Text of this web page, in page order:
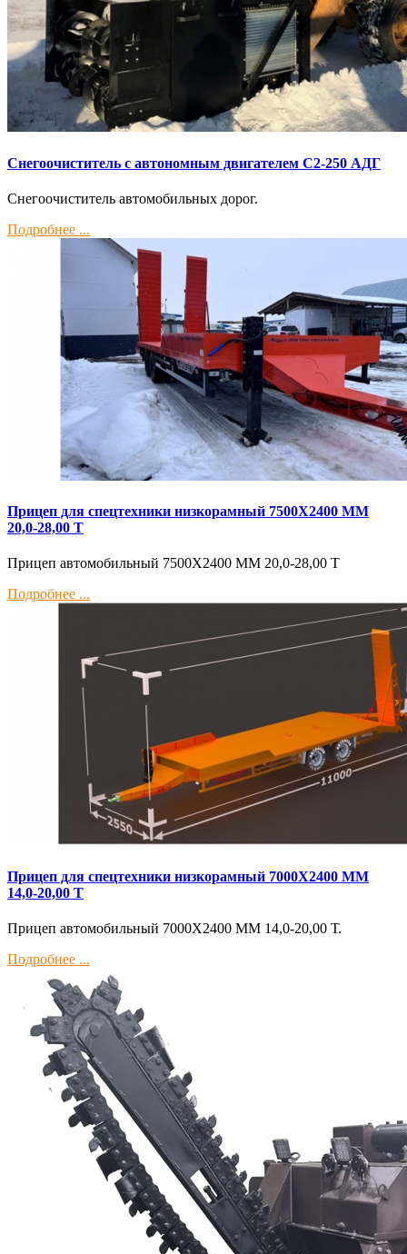
Снегоочиститель с автономным двигателем С2-250 АДГ
Снегоочиститель автомобильных дорог.
Подробнее ...
Прицеп для спецтехники низкорамный 7500Х2400 ММ
20,0-28,00 Т
Прицеп автомобильный 7500Х2400 ММ 20,0-28,00 Т
Подробнее ...
Прицеп для спецтехники низкорамный 7000Х2400 ММ
14,0-20,00 Т
Прицеп автомобильный 7000Х2400 ММ 14,0-20,00 Т.
Подробнее ...